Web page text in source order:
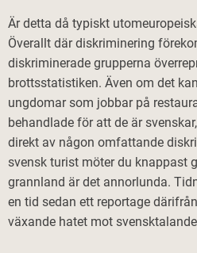
Är detta då typiskt
Överallt där diskriminering
diskriminerade grupperna
brottsstatistiken. Även om det
ungdomar som jobbar på
behandlade för att de är
direkt av någon omfattande
svensk turist möter du knappast
grannland är det annorlunda.
en tid sedan ett reportage
växande hatet mot